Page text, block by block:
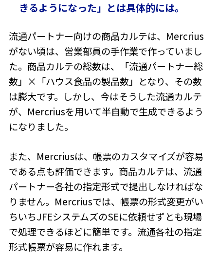
きるようになった」とは具体的には。
流通パートナー向けの商品カルテは、Mercrius
がない頃は、営業部員の手作業で作っていまし
た。商品カルテの総数は、「流通パートナー総
数」×「ハウス食品の製品数」となり、その数
は膨大です。しかし、今はそうした流通カルテ
が、Mercriusを用いて半自動で生成できるよう
になりました。
また、Mercriusは、帳票のカスタマイズが容易
である点も評価できます。商品カルテは、流通
パートナー各社の指定形式で提出しなければな
りません。Mercriusでは、帳票の形式変更がい
ちいちJFEシステムズのSEに依頼せずとも現場
で処理できるほどに簡単です。流通各社の指定
形式帳票が容易に作れます。